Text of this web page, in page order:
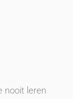
nooit leren